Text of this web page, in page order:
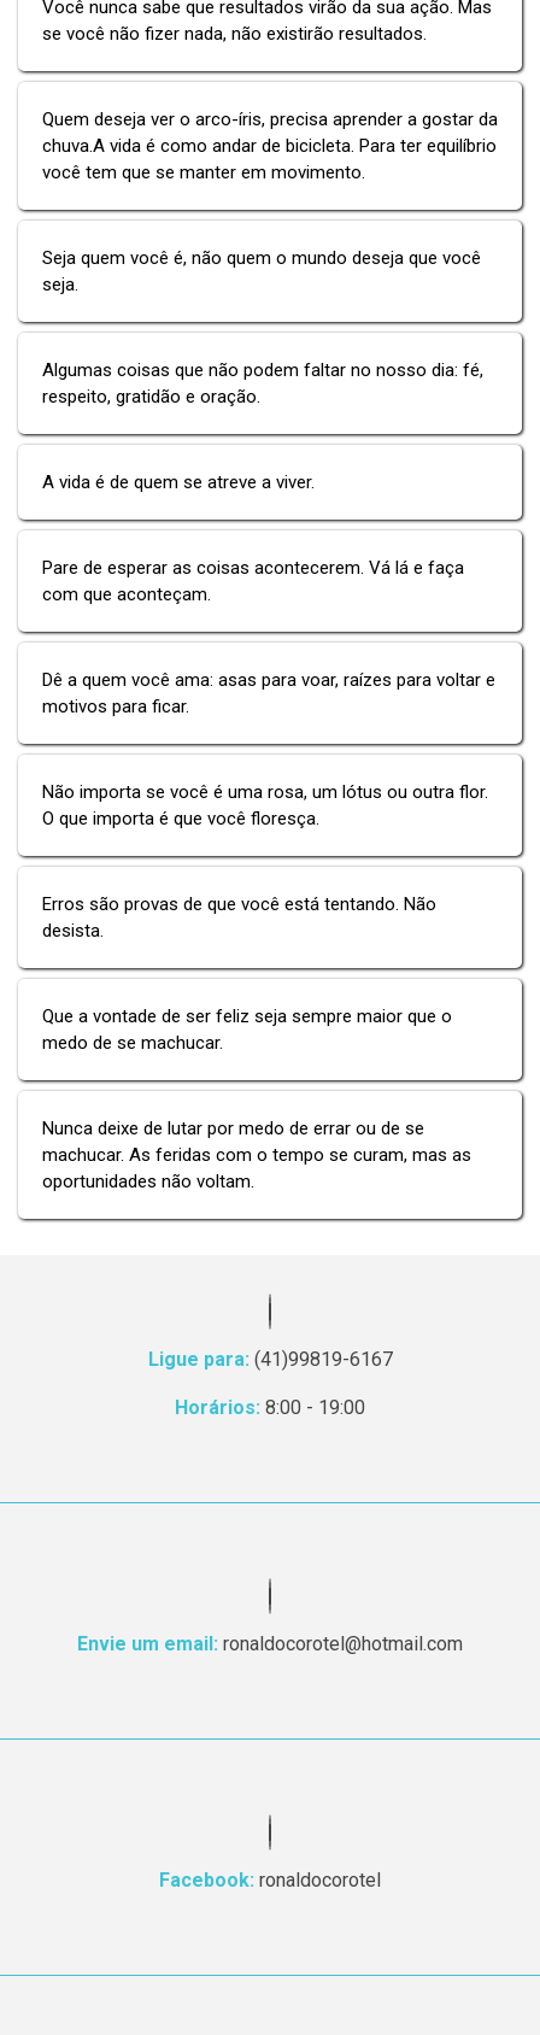
Você nunca sabe que resultados virão da sua ação. Mas
se você não fizer nada, não existirão resultados.
Quem deseja ver o arco-íris, precisa aprender a gostar da
chuva.A vida é como andar de bicicleta. Para ter equilíbrio
você tem que se manter em movimento.
Seja quem você é, não quem o mundo deseja que você
seja.
Algumas coisas que não podem faltar no nosso dia: fé,
respeito, gratidão e oração.
A vida é de quem se atreve a viver.
Pare de esperar as coisas acontecerem. Vá lá e faça
com que aconteçam.
Dê a quem você ama: asas para voar, raízes para voltar e
motivos para ficar.
Não importa se você é uma rosa, um lótus ou outra flor.
O que importa é que você floresça.
Erros são provas de que você está tentando. Não
desista.
Que a vontade de ser feliz seja sempre maior que o
medo de se machucar.
Nunca deixe de lutar por medo de errar ou de se
machucar. As feridas com o tempo se curam, mas as
oportunidades não voltam.
Ligue para: (41)99819-6167
Horários: 8:00 - 19:00
Envie um email: ronaldocorotel@hotmail.com
Facebook: ronaldocorotel